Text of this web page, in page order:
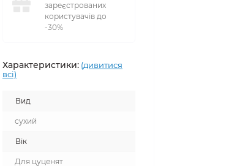
зареєстрованих
користувачів до
-30%
Характеристики: (дивитися
всі)
Вид
сухий
Вік
Для цуценят